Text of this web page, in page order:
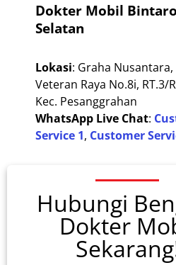
Dokter Mobil
Selatan
Lokasi: Graha Nusantara,
Veteran Raya No.8i, RT.3/
Kec. Pesanggrahan
WhatsApp Live Chat:
Service 1, Customer
Hubungi
Dokter